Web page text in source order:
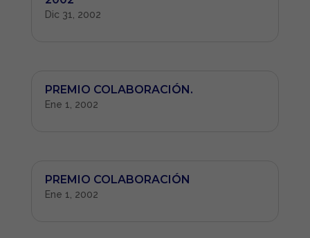
Dic 31, 2002
PREMIO COLABORACIÓN.
Ene 1, 2002
PREMIO COLABORACIÓN
Ene 1, 2002